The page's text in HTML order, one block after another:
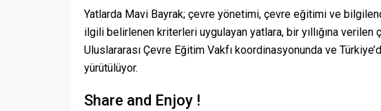
Yatlarda Mavi Bayrak; çevre yönetimi, çevre eğitimi ve
ilgili belirlenen kriterleri uygulayan yatlara, bir yıllığına verilen
Uluslararası Çevre Eğitim Vakfı koordinasyonunda ve
yürütülüyor.
Share and Enjoy !